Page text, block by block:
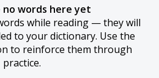
no words here yet
while reading — they will
to your dictionary. Use the
to reinforce them through
practice.